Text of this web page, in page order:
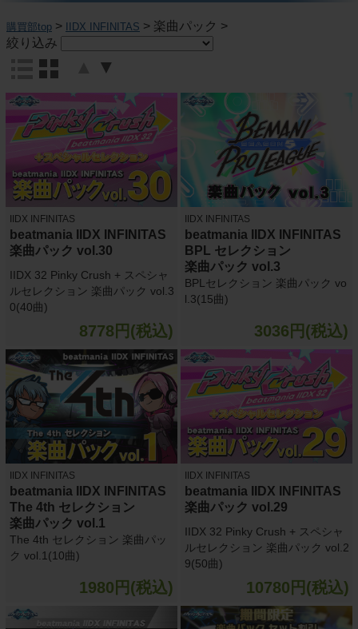
購買部top > IIDX INFINITAS > 楽曲パック >
絞り込み
▼
IIDX INFINITAS
beatmania IIDX INFINITAS
楽曲パック vol.30
IIDX 32 Pinky Crush + スペシャ
ルセレクション 楽曲パック vol.3
0(40曲)
8778円(税込)
IIDX INFINITAS
beatmania IIDX INFINITAS
BPL セレクション
楽曲パック vol.3
BPLセレクション 楽曲パック vo
l.3(15曲)
3036円(税込)
IIDX INFINITAS
beatmania IIDX INFINITAS
The 4th セレクション
楽曲パック vol.1
The 4th セレクション 楽曲パッ
ク vol.1(10曲)
1980円(税込)
IIDX INFINITAS
beatmania IIDX INFINITAS
楽曲パック vol.29
IIDX 32 Pinky Crush + スペシャ
ルセレクション 楽曲パック vol.2
9(50曲)
10780円(税込)